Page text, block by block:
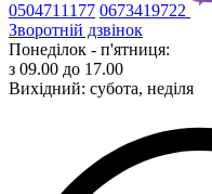
0504711177 0673419722
Зворотній дзвінок
Понеділок - п'ятниця:
з 09.00 до 17.00
Вихідний: субота, неділя